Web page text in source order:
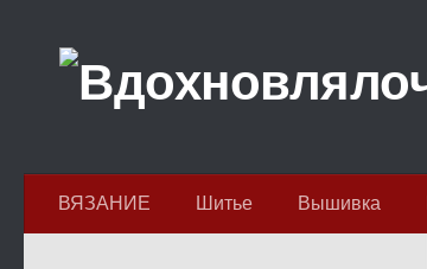
ВЯЗАНИЕ Шитье Вышивка